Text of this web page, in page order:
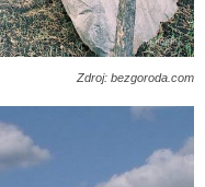
Zdroj: bezgoroda.com